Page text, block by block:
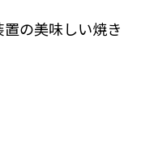
の美味しい焼き